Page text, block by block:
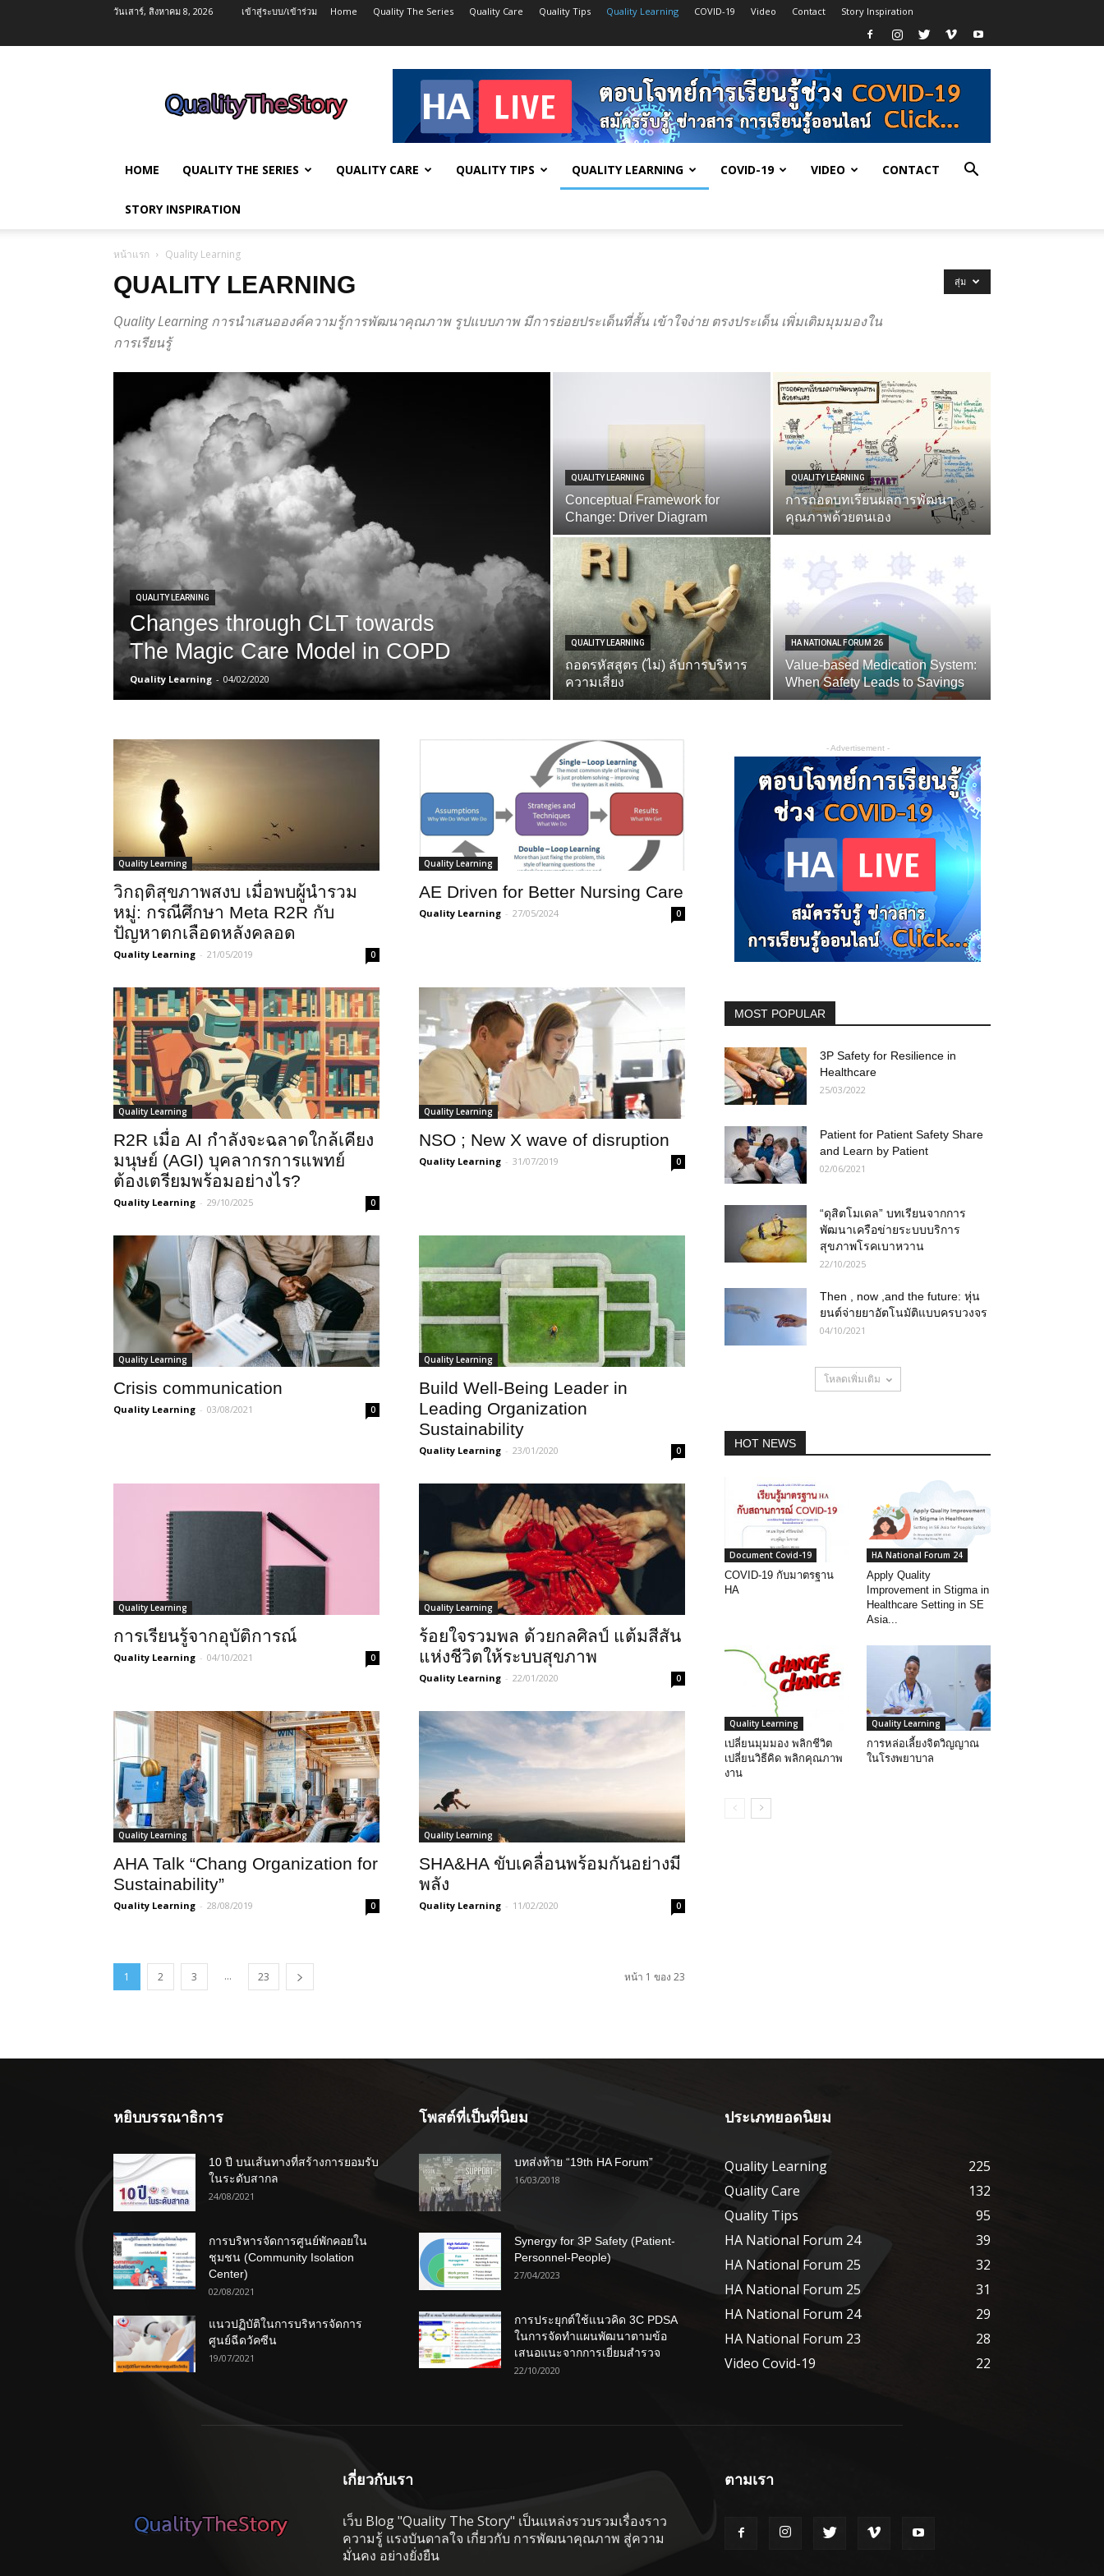
วันเสาร์, สิงหาคม 8, 2026 เข้าสู่ระบบ/เข้าร่วม Home Quality The Series Quality Care Quality Tips Quality Learning COVID-19 Video Contact Story Inspiration
HOME QUALITY THE SERIES QUALITY CARE QUALITY TIPS QUALITY LEARNING COVID-19 VIDEO CONTACT
STORY INSPIRATION
หน้าแรก Quality Learning
QUALITY LEARNING
Quality Learning การนำเสนอองค์ความรู้การพัฒนาคุณภาพ รูปแบบภาพ มีการย่อยประเด็นที่สั้น เข้าใจง่าย ตรงประเด็น เพิ่มเติมมุมมองใน
การเรียนรู้
สุ่ม
QUALITY LEARNING
Changes through CLT towards
The Magic Care Model in COPD
Quality Learning - 04/02/2020
QUALITY LEARNING
Conceptual Framework for
Change: Driver Diagram
QUALITY LEARNING
การถอดบทเรียนผลการพัฒนา
คุณภาพด้วยตนเอง
QUALITY LEARNING
ถอดรหัสสูตร (ไม่) ลับการบริหาร
ความเสี่ยง
HA NATIONAL FORUM 26
Value-based Medication System:
When Safety Leads to Savings
Quality Learning
วิกฤติสุขภาพสงบ เมื่อพบผู้นำรวม
หมู่: กรณีศึกษา Meta R2R กับ
ปัญหาตกเลือดหลังคลอด
Quality Learning - 21/05/2019 0
Quality Learning
AE Driven for Better Nursing Care
Quality Learning - 27/05/2024 0
Quality Learning
R2R เมื่อ AI กําลังจะฉลาดใกล้เคียง
มนุษย์ (AGI) บุคลากรการแพทย์
ต้องเตรียมพร้อมอย่างไร?
Quality Learning - 29/10/2025 0
Quality Learning
NSO ; New X wave of disruption
Quality Learning - 31/07/2019 0
Quality Learning
Crisis communication
Quality Learning - 03/08/2021 0
Quality Learning
Build Well-Being Leader in
Leading Organization
Sustainability
Quality Learning - 23/01/2020 0
Quality Learning
การเรียนรู้จากอุบัติการณ์
Quality Learning - 04/10/2021 0
Quality Learning
ร้อยใจรวมพล ด้วยกลศิลป์ แต้มสีสัน
แห่งชีวิตให้ระบบสุขภาพ
Quality Learning - 22/01/2020 0
Quality Learning
AHA Talk “Chang Organization for
Sustainability”
Quality Learning - 28/08/2019 0
Quality Learning
SHA&HA ขับเคลื่อนพร้อมกันอย่างมี
พลัง
Quality Learning - 11/02/2020 0
1 2 3 ... 23 หน้า 1 ของ 23
- Advertisement -
MOST POPULAR
3P Safety for Resilience in
Healthcare
25/03/2022
Patient for Patient Safety Share
and Learn by Patient
02/06/2021
“ดุสิตโมเดล” บทเรียนจากการ
พัฒนาเครือข่ายระบบบริการ
สุขภาพโรคเบาหวาน
22/10/2025
Then , now ,and the future: หุ่น
ยนต์จ่ายยาอัตโนมัติแบบครบวงจร
04/10/2021
โหลดเพิ่มเติม
HOT NEWS
Document Covid-19
COVID-19 กับมาตรฐาน
HA
HA National Forum 24
Apply Quality
Improvement in Stigma in
Healthcare Setting in SE
Asia...
Quality Learning
เปลี่ยนมุมมอง พลิกชีวิต
เปลี่ยนวิธีคิด พลิกคุณภาพ
งาน
Quality Learning
การหล่อเลี้ยงจิตวิญญาณ
ในโรงพยาบาล
หยิบบรรณาธิการ
10 ปี บนเส้นทางที่สร้างการยอมรับ
ในระดับสากล
24/08/2021
การบริหารจัดการศูนย์พักคอยใน
ชุมชน (Community Isolation
Center)
02/08/2021
แนวปฏิบัติในการบริหารจัดการ
ศูนย์ฉีดวัคซีน
19/07/2021
โพสต์ที่เป็นที่นิยม
บทส่งท้าย “19th HA Forum”
16/03/2018
Synergy for 3P Safety (Patient-
Personnel-People)
27/04/2023
การประยุกต์ใช้แนวคิด 3C PDSA
ในการจัดทำแผนพัฒนาตามข้อ
เสนอแนะจากการเยี่ยมสำรวจ
22/10/2020
ประเภทยอดนิยม
Quality Learning
225
Quality Care
132
Quality Tips
95
HA National Forum 24
39
HA National Forum 25
32
HA National Forum 25
31
HA National Forum 24
29
HA National Forum 23
28
Video Covid-19
22
เกี่ยวกับเรา
เว็บ Blog "Quality The Story" เป็นแหล่งรวบรวมเรื่องราว
ความรู้ แรงบันดาลใจ เกี่ยวกับ การพัฒนาคุณภาพ สู่ความ
มั่นคง อย่างยั่งยืน
ตามเรา